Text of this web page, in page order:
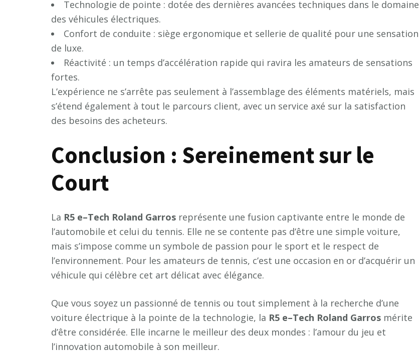
Technologie de pointe : dotée des dernières avancées techniques dans le domaine
des véhicules électriques.
Confort de conduite : siège ergonomique et sellerie de qualité pour une sensation
de luxe.
Réactivité : un temps d’accélération rapide qui ravira les amateurs de sensations
fortes.
L’expérience ne s’arrête pas seulement à l’assemblage des éléments matériels, mais
s’étend également à tout le parcours client, avec un service axé sur la satisfaction
des besoins des acheteurs.
Conclusion : Sereinement sur le
Court
La R5 e–Tech Roland Garros représente une fusion captivante entre le monde de
l’automobile et celui du tennis. Elle ne se contente pas d’être une simple voiture,
mais s’impose comme un symbole de passion pour le sport et le respect de
l’environnement. Pour les amateurs de tennis, c’est une occasion en or d’acquérir un
véhicule qui célèbre cet art délicat avec élégance.
Que vous soyez un passionné de tennis ou tout simplement à la recherche d’une
voiture électrique à la pointe de la technologie, la R5 e–Tech Roland Garros mérite
d’être considérée. Elle incarne le meilleur des deux mondes : l’amour du jeu et
l’innovation automobile à son meilleur.